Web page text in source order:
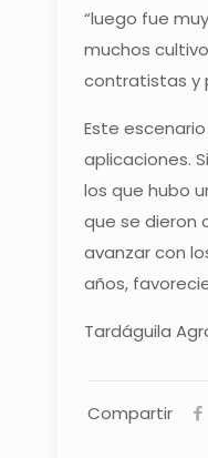
“luego fue
muchos
contratistas y
Este
aplicaciones.
los que hubo
que se dieron
avanzar con
años,
Tardáguila
Compartir